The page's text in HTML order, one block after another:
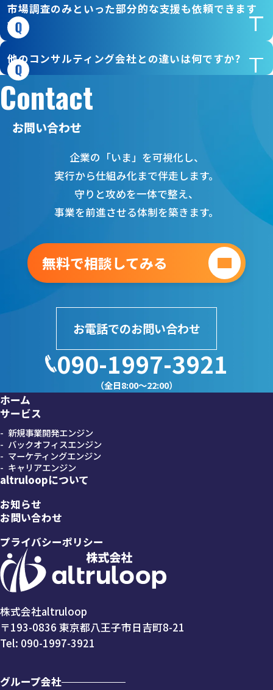
市場調査のみといった部分的な支援も依頼できます
か?
他のコンサルティング会社との違いは何ですか?
Contact
お問い合わせ
企業の「いま」を可視化し、
実行から仕組み化まで伴走します。
守りと攻めを一体で整え、
事業を前進させる体制を築きます。
無料で相談してみる
お電話でのお問い合わせ
090-1997-3921
（全日8:00～22:00）
グループ会社
株式会社altruloop
〒193-0836 東京都八王子市日吉町8-21
Tel: 090-1997-3921
ホーム
サービス
新規事業開発エンジン
バックオフィスエンジン
マーケティングエンジン
キャリアエンジン
altruloopについて
お知らせ
お問い合わせ
プライバシーポリシー